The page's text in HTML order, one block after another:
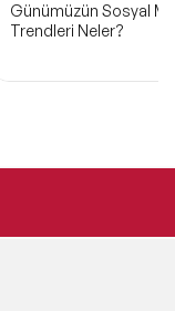
Günümüzün Sosyal
Trendleri Neler?